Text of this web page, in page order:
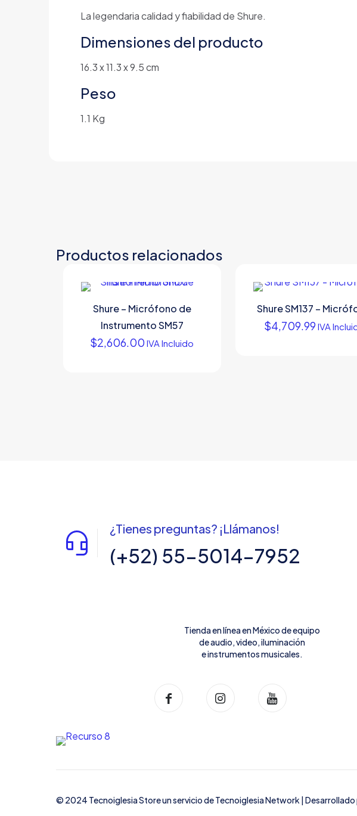
La legendaria calidad y fiabilidad de Shure.
Dimensiones del producto
16.3 x 11.3 x 9.5 cm
Peso
1.1 Kg
Productos relacionados
Shure – Micrófono de
Instrumento SM57
$2,606.00 IVA Incluido
Shure SM137 –
$4,709.99 IVA
¿Tienes preguntas? ¡Llámanos!
(+52) 55-5014-7952
Tienda en línea en México de equipo
de audio, video, iluminación
e instrumentos musicales.
© 2024 Tecnoiglesia Store un servicio deTecnoiglesia Network |